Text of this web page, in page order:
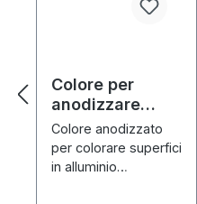
Colore per
anodizzare
"arancione" (10
g)
Colore anodizzato
per colorare superfici
in alluminio